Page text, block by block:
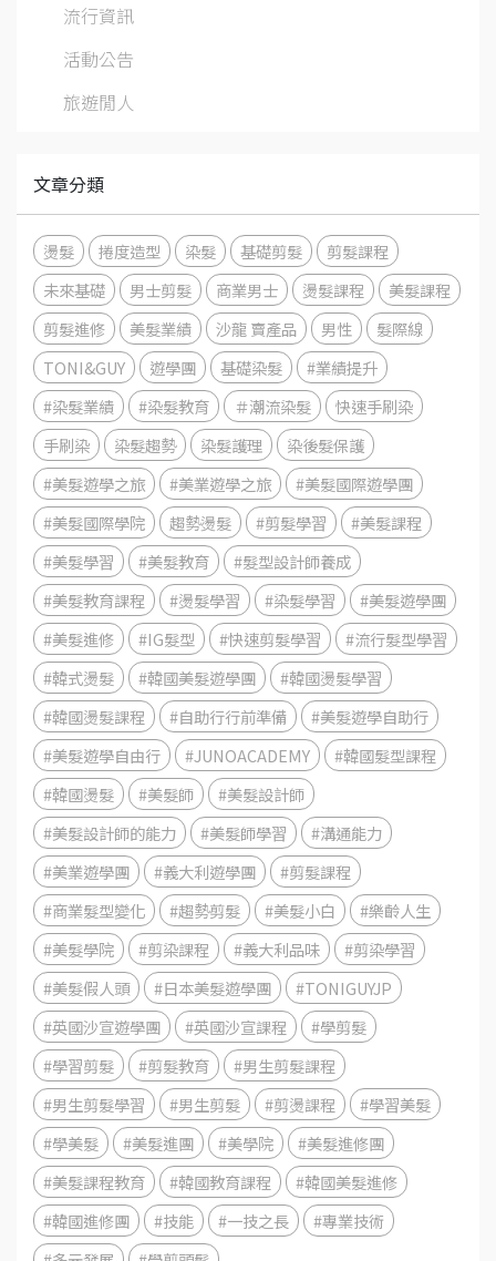
流行資訊
活動公告
旅遊閒人
文章分類
燙髮 捲度造型 染髮 基礎剪髮
剪髮課程
未來基礎
男士剪髮 商業男士 燙髮課程
美髮課程
剪髮進修
美髮業績 沙龍 賣產品 男性
髮際線
TONI&GUY
遊學團 基礎染髮
#業績提升
#染髮業績
#染髮教育 ＃潮流染髮
快速手刷染
手刷染
染髮趨勢 染髮護理
染後髮保護
#美髮遊學之旅
#美業遊學之旅
#美髮國際遊學團
#美髮國際學院
趨勢燙髮 #剪髮學習
#美髮課程
#美髮學習
#美髮教育
#髮型設計師養成
#美髮教育課程
#燙髮學習 #染髮學習
#美髮遊學團
#美髮進修
#IG髮型 #快速剪髮學習
#流行髮型學習
#韓式燙髮
#韓國美髮遊學團
#韓國燙髮學習
#韓國燙髮課程
#自助行行前準備
#美髮遊學自助行
#美髮遊學自由行
#JUNOACADEMY
#韓國髮型課程
#韓國燙髮
#美髮師
#美髮設計師
#美髮設計師的能力
#美髮師學習
#溝通能力
#美業遊學團
#義大利遊學團
#剪髮課程
#商業髮型變化
#趨勢剪髮 #美髮小白
#樂齡人生
#美髮學院
#剪染課程 #義大利品味
#剪染學習
#美髮假人頭
#日本美髮遊學團
#TONIGUYJP
#英國沙宣遊學團
#英國沙宣課程
#學剪髮
#學習剪髮
#剪髮教育
#男生剪髮課程
#男生剪髮學習
#男生剪髮 #剪燙課程
#學習美髮
#學美髮
#美髮進團 #美學院
#美髮進修團
#美髮課程教育
#韓國教育課程
#韓國美髮進修
#韓國進修團
#技能 #一技之長
#專業技術